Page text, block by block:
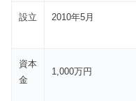
設立 2010年5月
資本
金
1,000万円